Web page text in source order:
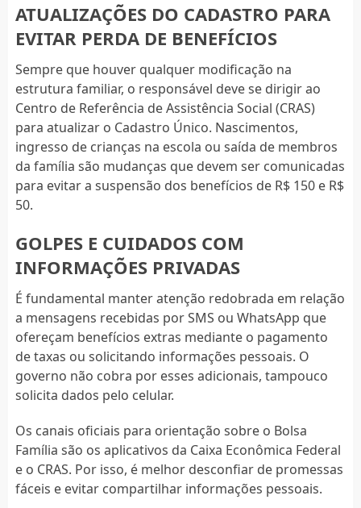
ATUALIZAÇÕES DO CADASTRO PARA
EVITAR PERDA DE BENEFÍCIOS
Sempre que houver qualquer modificação na
estrutura familiar, o responsável deve se dirigir ao
Centro de Referência de Assistência Social (CRAS)
para atualizar o Cadastro Único. Nascimentos,
ingresso de crianças na escola ou saída de membros
da família são mudanças que devem ser comunicadas
para evitar a suspensão dos benefícios de R$ 150 e R$
50.
GOLPES E CUIDADOS COM
INFORMAÇÕES PRIVADAS
É fundamental manter atenção redobrada em relação
a mensagens recebidas por SMS ou WhatsApp que
ofereçam benefícios extras mediante o pagamento
de taxas ou solicitando informações pessoais. O
governo não cobra por esses adicionais, tampouco
solicita dados pelo celular.
Os canais oficiais para orientação sobre o Bolsa
Família são os aplicativos da Caixa Econômica Federal
e o CRAS. Por isso, é melhor desconfiar de promessas
fáceis e evitar compartilhar informações pessoais.